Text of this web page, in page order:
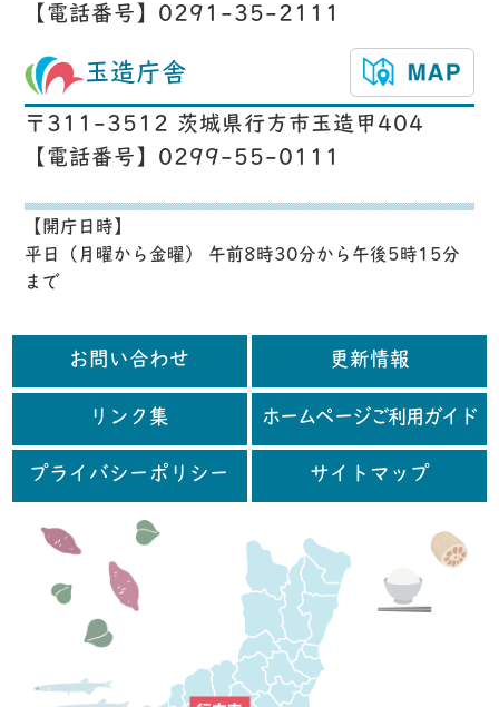
【電話番号】0291-35-2111
玉造庁舎
〒311-3512 茨城県行方市玉造甲404
【電話番号】0299-55-0111
【開庁日時】
平日（月曜から金曜） 午前8時30分から午後5時15分
まで
お問い合わせ 更新情報
リンク集 ホームページご利用ガイド
プライバシーポリシー サイトマップ